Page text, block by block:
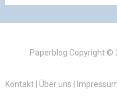
Paperblog Copyright ©
Kontakt| Über uns